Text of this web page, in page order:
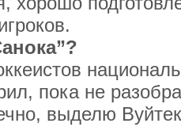
пока не
выделю